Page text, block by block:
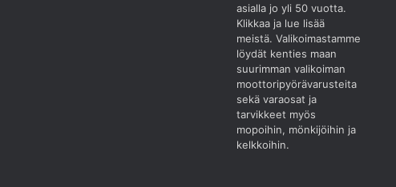
asialla jo yli 50 vuotta.
Klikkaa ja lue lisää
meistä. Valikoimastamme
löydät kenties maan
suurimman valikoiman
moottoripyörävarusteita
sekä varaosat ja
tarvikkeet myös
mopoihin, mönkijöihin ja
kelkkoihin.